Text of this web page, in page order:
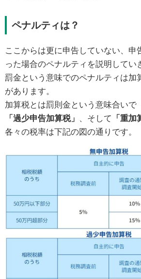
ペナルティは？
ここからは更に申告していない、申
った場合のペナルティを説明してい
罰金という意味でのペナルティは加
があります。
加算税とは罰則金という意味合いで
「過少申告加算税」 、そして 「重加
各々の税率は下記の図の通りです。